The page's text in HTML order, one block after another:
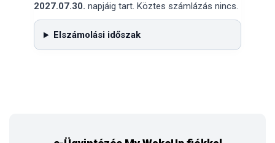
2027.07.30. napjáig tart. Köztes számlázás nincs.
Elszámolási időszak